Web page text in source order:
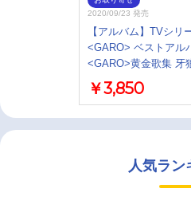
2020/09/23 発売
【アルバム】TVシリ
<GARO> ベストアル
<GARO>黄金歌集 牙
￥3,850
人気ラン